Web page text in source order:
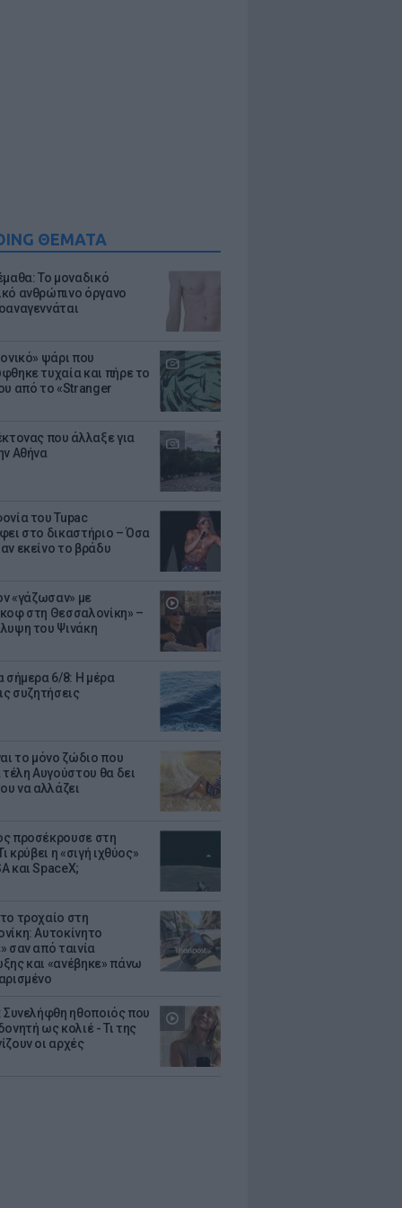
ΘΕΜΑΤΑ
Το μοναδικό
ανθρώπινο όργανο
ψάρι που
τυχαία και πήρε το
από το «Stranger
που άλλαξε για
Αθήνα
του Tupac
στο δικαστήριο – Όσα
εκείνο το βράδυ
«γάζωσαν» με
στη Θεσσαλονίκη» –
του Ψινάκη
σήμερα 6/8: Η μέρα
συζητήσεις
το μόνο ζώδιο που
τέλη Αυγούστου θα δει
να αλλάζει
προσέκρουσε στη
κρύβει η «σιγή ιχθύος»
και SpaceX;
τροχαίο στη
Αυτοκίνητο
σαν από ταινία
και «ανέβηκε» πάνω
Συνελήφθη ηθοποιός που
ως κολιέ - Τι της
οι αρχές